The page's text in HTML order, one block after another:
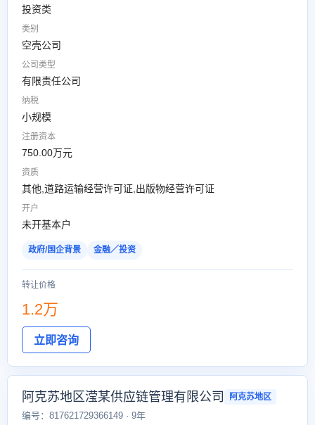
投资类
类别
空壳公司
公司类型
有限责任公司
纳税
小规模
注册资本
750.00万元
资质
其他,道路运输经营许可证,出版物经营许可证
开户
未开基本户
政府/国企背景 金融／投资
转让价格
1.2万
立即咨询
阿克苏地区滢某供应链管理有限公司 阿克苏地区
编号：817621729366149 · 9年